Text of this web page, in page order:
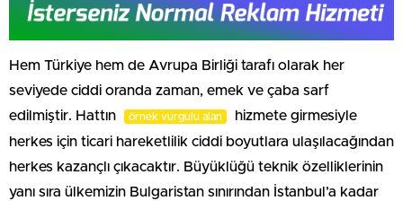
Hem Türkiye hem de Avrupa Birliği tarafı olarak her
seviyede ciddi oranda zaman, emek ve çaba sarf
edilmiştir. Hattın
örnek vurgulu alan
hizmete girmesiyle
herkes için ticari hareketlilik ciddi boyutlara ulaşılacağından
herkes kazançlı çıkacaktır. Büyüklüğü teknik özelliklerinin
yanı sıra ülkemizin Bulgaristan sınırından İstanbul’a kadar